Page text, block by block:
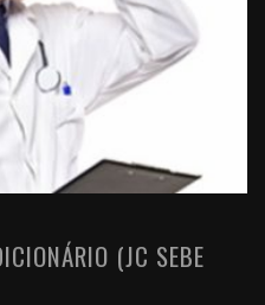
(JC SEBE